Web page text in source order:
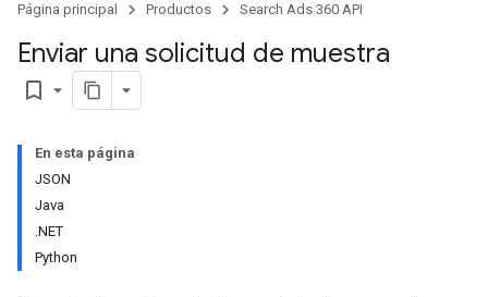
Página principal Productos Search Ads 360 API
Enviar una solicitud de muestra
bookmark_border
En esta página
JSON
Java
.NET
Python